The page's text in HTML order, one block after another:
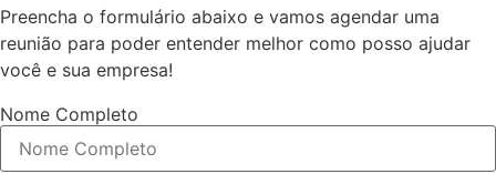
Preencha o formulário abaixo e vamos agendar uma
reunião para poder entender melhor como posso ajudar
você e sua empresa!
Nome Completo